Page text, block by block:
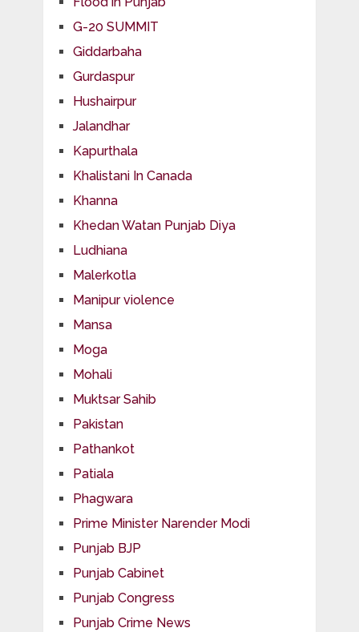
G-20 SUMMIT
Giddarbaha
Gurdaspur
Hushairpur
Jalandhar
Kapurthala
Khalistani In Canada
Khanna
Khedan Watan Punjab Diya
Ludhiana
Malerkotla
Manipur violence
Mansa
Moga
Mohali
Muktsar Sahib
Pakistan
Pathankot
Patiala
Phagwara
Prime Minister Narender Modi
Punjab BJP
Punjab Cabinet
Punjab Congress
Punjab Crime News